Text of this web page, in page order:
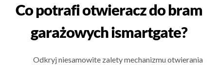
Co potrafi otwieracz do bram
garażowych ismartgate?
Odkryj niesamowite zalety mechanizmu otwierania